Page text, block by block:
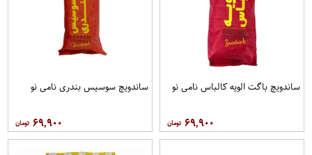
ساندویچ باگت الویه کالباس نامی نو
۶۹,۹۰۰
ساندویچ سوسیس بندری نامی نو
۶۹,۹۰۰